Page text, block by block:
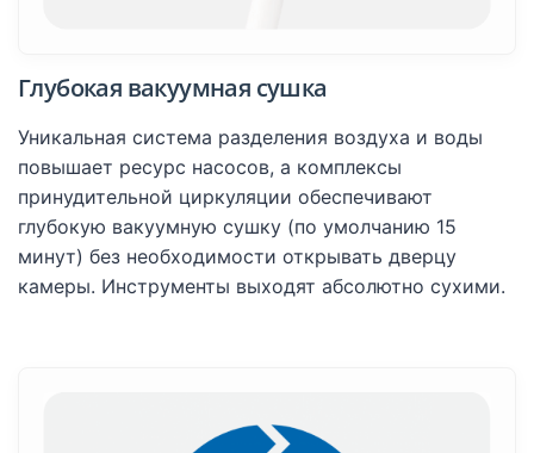
Глубокая вакуумная сушка
Уникальная система разделения воздуха и воды
повышает ресурс насосов, а комплексы
принудительной циркуляции обеспечивают
глубокую вакуумную сушку (по умолчанию 15
минут) без необходимости открывать дверцу
камеры. Инструменты выходят абсолютно сухими.